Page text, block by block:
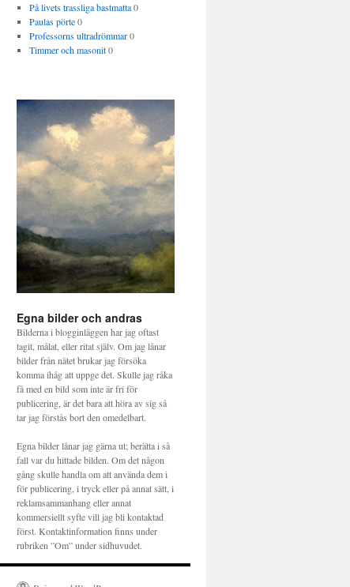
På livets trassliga bastmatta0
Paulas pörte0
Professorns ultradrömmar0
Timmer och masonit0
Egna bilder och andras
Bilderna i blogginläggen har jag oftast
tagit, målat, eller ritat själv. Om jag lånar
bilder från nätet brukar jag försöka
komma ihåg att uppge det. Skulle jag råka
få med en bild som inte är fri för
publicering, är det bara att höra av sig så
tar jag förstås bort den omedelbart.
Egna bilder lånar jag gärna ut; berätta i så
fall var du hittade bilden. Om det någon
gång skulle handla om att använda dem i
för publicering, i tryck eller på annat sätt, i
reklamsammanhang eller annat
kommersiellt syfte vill jag bli kontaktad
först. Kontaktinformation finns under
rubriken ”Om” under sidhuvudet.